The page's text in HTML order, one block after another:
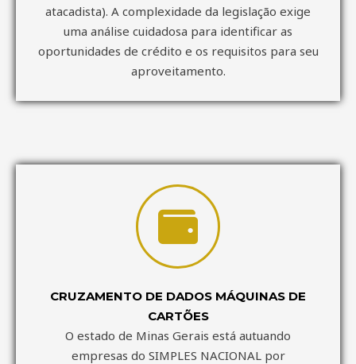
atacadista). A complexidade da legislação exige
uma análise cuidadosa para identificar as
oportunidades de crédito e os requisitos para seu
aproveitamento.
CRUZAMENTO DE DADOS MÁQUINAS DE
CARTÕES
O estado de Minas Gerais está autuando
empresas do SIMPLES NACIONAL por